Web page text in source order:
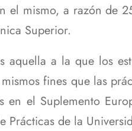
el mismo, a razón de
Superior.
aquella a la que los
fines que las
en el Suplemento
Prácticas de la